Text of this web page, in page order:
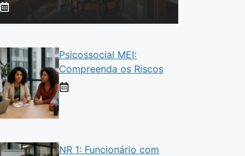
Psicossocial MEI:
Compreenda os Riscos
NR 1: Funcionário com